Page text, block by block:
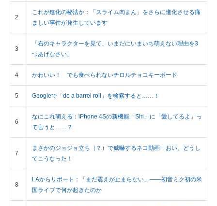
企業向けIT製品の総合サイト
IT製品の技術・比較・事例
製造業のIT導入・活用を支援
モノづくり技術者専門サイト
電子設計の基本と応用
エネルギーの専門メディア
2
これが進化の秘法か：「スライム肉まん」をさらに進化させる痛
ましい事件が発生しています
3
「右のキャラクターを見て、いまだにいまいち萌えない理由を3
つあげなさい」
4 かわいい！ でも食べられないチロルチョコキーボード
5 Googleで「do a barrel roll」を検索すると……！
6
なにこれ萌える：iPhone 4Sの新機能「Siri」に「愛してるよ」っ
て言うと……？
7
まさかのジョジョ立ち（？）で威嚇するネコ動画 おい、どうし
てこうなった！
8
LAからリポート：「まだ震えが止まらない」――初音ミク初の米
国ライブで何が起きたのか